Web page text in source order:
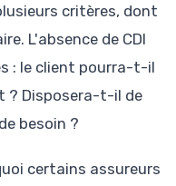
critères, dont
L'absence de CDI
: le client pourra-t-il
? Disposera-t-il de
besoin ?
certains assureurs